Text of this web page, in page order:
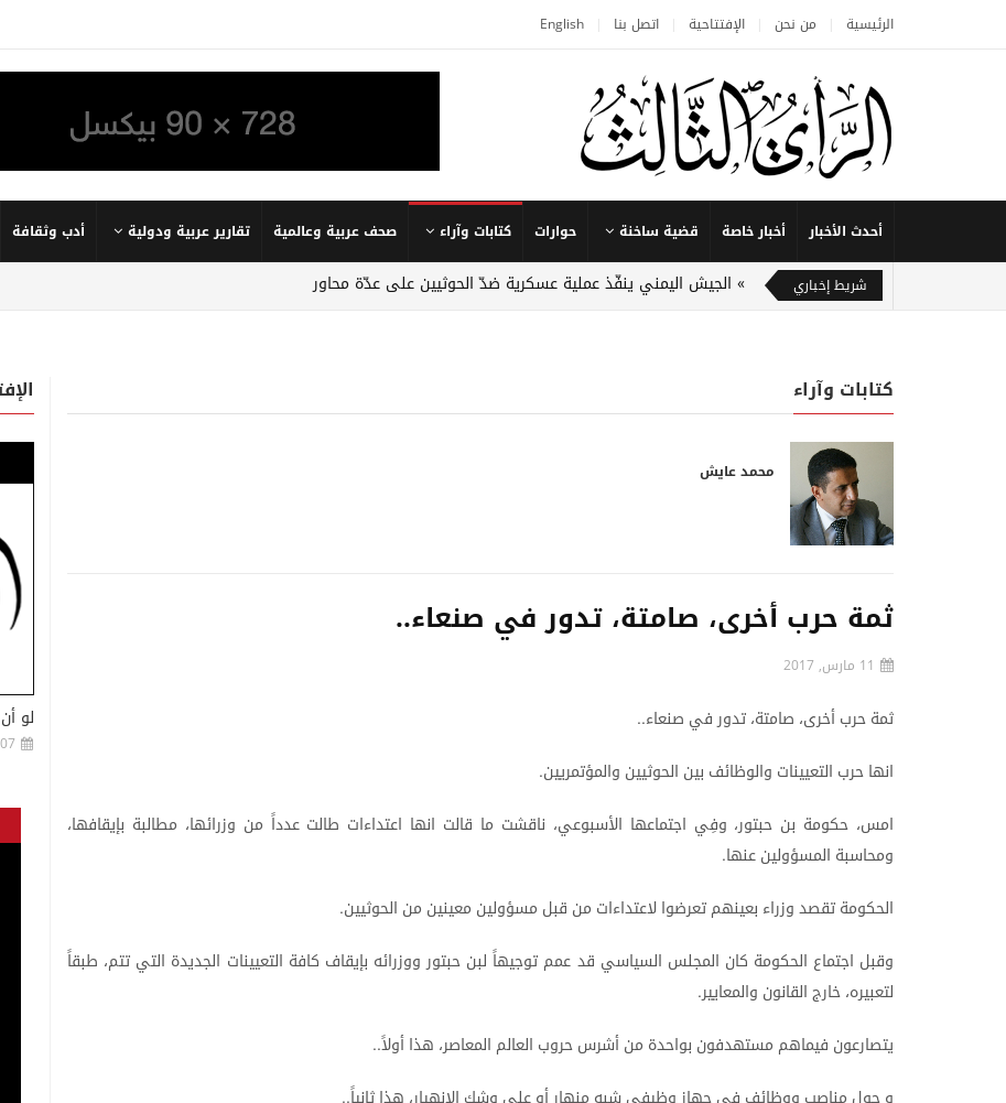
الرئيسية من نحن الإفتتاحية اتصل بنا English
أحدث الأخبار أخبار خاصة قضية ساخنة حوارات كتابات وآراء صحف عربية وعالمية تقارير عربية ودولية أدب وثقافة
شريط إخباري الجيش اليمني ينفّذ عملية عسكرية ضدّ الحوثيين على عدّة محاور
كتابات وآراء
محمد عايش
ثمة حرب أخرى، صامتة، تدور في صنعاء..
11 مارس, 2017
ثمةحربأخرى، صامتة،تدورفي صنعاء..
انهاحرب التعيينات والوظائف بين الحوثيين والمؤتمريين.
امس، حكومة بن حبتور، وفِي اجتماعها الأسبوعي، ناقشت ما قالت انها اعتداءات طالت عدداً من وزرائها، مطالبة بإيقافها،
ومحاسبة المسؤولينعنها.
الحكومةتقصدوزراء بعينهمتعرضوالاعتداءات من قبل مسؤولين معينين من الحوثيين.
وقبل اجتماع الحكومة كان المجلس السياسي قد عمم توجيهاً لبن حبتور ووزرائه بإيقاف كافة التعيينات الجديدة التي تتم، طبقاً
لتعبيره،خارجالقانون والمعايير.
يتصارعون فيماهم مستهدفون بواحدة منأشرسحروب العالم المعاصر، هذاأولاً..
..
لو
07 اغسطس, 2026